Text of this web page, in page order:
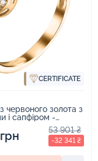
CERTIFICATE
червоного золота з
і сапфіром -
53 901 ₴
-32 341 ₴